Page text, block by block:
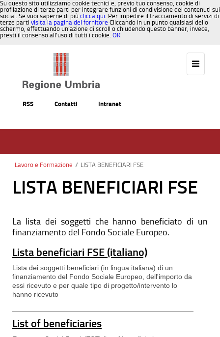
Su questo sito utilizziamo cookie tecnici e, previo tuo consenso, cookie di
profilazione di terze parti per integrare funzioni di condivisione dei contenuti sui
social. Se vuoi saperne di più clicca qui. Per impedire il tracciamento di servizi di
terze parti visita la pagina del fornitore Cliccando in un punto qualsiasi dello
schermo, effettuando un’azione di scroll o chiudendo questo banner, invece,
presti il consenso all’uso di tutti i cookie. OK
RSS Contatti Intranet
Lavoro e Formazione / LISTA BENEFICIARI FSE
LISTA BENEFICIARI FSE
La lista dei soggetti che hanno beneficiato di un
finanziamento del Fondo Sociale Europeo.
Lista beneficiari FSE (italiano)
Lista dei soggetti beneficiari (in lingua italiana) di un
finanziamento del Fondo Sociale Europeo, dell'importo da
essi ricevuto e per quale tipo di progetto/intervento lo
hanno ricevuto
List of beneficiaries